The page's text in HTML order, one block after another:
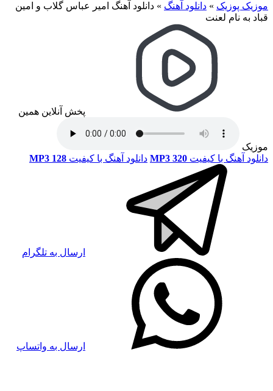
موزیک پوزیک » دانلود آهنگ » دانلود آهنگ امیر عباس گلاب و امین
قباد به نام لعنت
پخش آنلاین همین
موزیک
دانلود آهنگ با کیفیت MP3 320 دانلود آهنگ با کیفیت MP3 128
ارسال به تلگرام
ارسال به واتساپ